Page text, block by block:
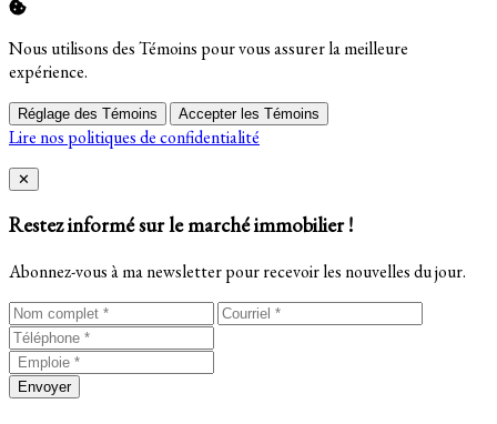
Nous utilisons des Témoins pour vous assurer la meilleure
expérience.
Réglage des Témoins Accepter les Témoins
Lire nos politiques de confidentialité
Close
✕
Restez informé sur le marché immobilier !
Abonnez-vous à ma newsletter pour recevoir les nouvelles du jour.
Envoyer